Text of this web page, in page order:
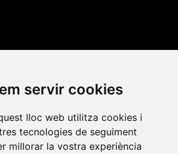
servir cookies
lloc web utilitza cookies i
tecnologies de seguiment
millorar la vostra experiència
d'Universitats